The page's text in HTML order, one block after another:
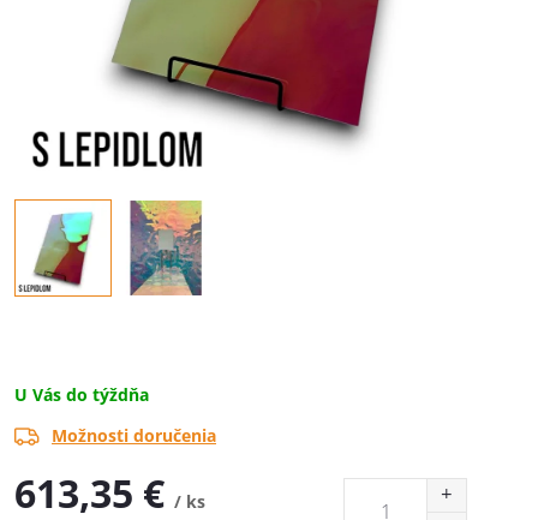
U Vás do týždňa
Možnosti doručenia
613,35 € / ks